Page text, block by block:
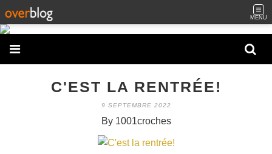
MENU
C'EST LA RENTRÉE!
9 SEPTEMBRE 2022
By 1001croches